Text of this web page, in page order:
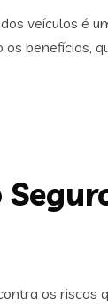
veículos é
os benefícios,
os riscos